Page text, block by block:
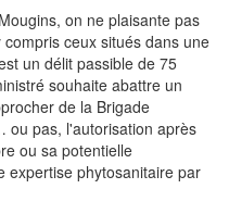
on ne plaisante pas
ceux situés dans une
un délit passible de 75
souhaite abattre un
de la Brigade
ou pas, l'autorisation après
ou sa potentielle
expertise phytosanitaire par